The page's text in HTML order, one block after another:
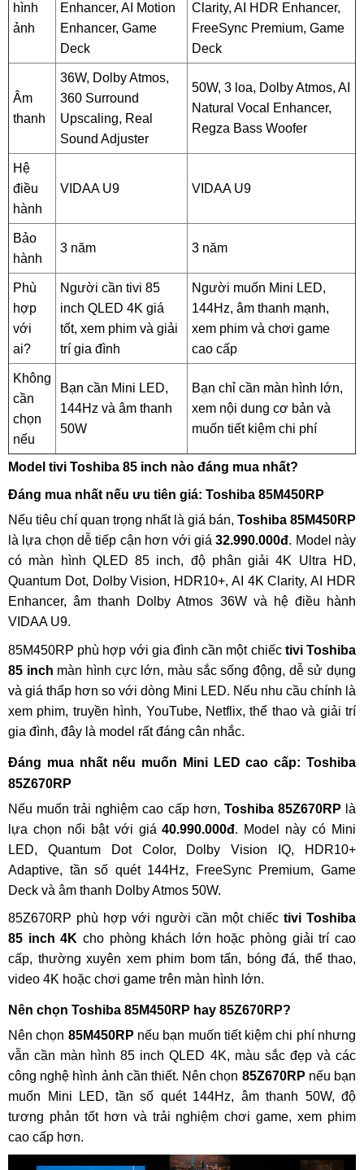
hình
ảnh
Enhancer, AI Motion
Enhancer, Game
Deck
Clarity, AI HDR Enhancer,
FreeSync Premium, Game
Deck
Âm
thanh
36W, Dolby Atmos,
360 Surround
Upscaling, Real
Sound Adjuster
50W, 3 loa, Dolby Atmos, AI
Natural Vocal Enhancer,
Regza Bass Woofer
Hệ
điều
hành
VIDAA U9 VIDAA U9
Bảo
hành
3 năm 3 năm
Phù
hợp
với
ai?
Người cần tivi 85
inch QLED 4K giá
tốt, xem phim và giải
trí gia đình
Người muốn Mini LED,
144Hz, âm thanh mạnh,
xem phim và chơi game
cao cấp
Không
cần
chọn
nếu
Bạn cần Mini LED,
144Hz và âm thanh
50W
Bạn chỉ cần màn hình lớn,
xem nội dung cơ bản và
muốn tiết kiệm chi phí
Model tivi Toshiba 85 inch nào đáng mua nhất?
Đáng mua nhất nếu ưu tiên giá: Toshiba 85M450RP
Nếu tiêu chí quan trọng nhất là giá bán, Toshiba 85M450RP
là lựa chọn dễ tiếp cận hơn với giá32.990.000đ. Model này
có màn hình QLED 85 inch, độ phân giải 4K Ultra HD,
Quantum Dot, Dolby Vision, HDR10+, AI 4K Clarity, AI HDR
Enhancer, âm thanh Dolby Atmos 36W và hệ điều hành
VIDAA U9.
85M450RP phù hợp với gia đình cần một chiếc tivi Toshiba
85 inch màn hình cực lớn, màu sắc sống động, dễ sử dụng
và giá thấp hơn so với dòng Mini LED. Nếu nhu cầu chính là
xem phim, truyền hình, YouTube, Netflix, thể thao và giải trí
gia đình, đây là model rất đáng cân nhắc.
Đáng mua nhất nếu muốn Mini LED cao cấp: Toshiba
85Z670RP
Nếu muốn trải nghiệm cao cấp hơn, Toshiba 85Z670RP là
lựa chọn nổi bật với giá40.990.000đ. Model này có Mini
LED, Quantum Dot Color, Dolby Vision IQ, HDR10+
Adaptive, tần số quét 144Hz, FreeSync Premium, Game
Deck và âm thanh Dolby Atmos 50W.
85Z670RP phù hợp với người cần một chiếc tivi Toshiba
85 inch 4K cho phòng khách lớn hoặc phòng giải trí cao
cấp, thường xuyên xem phim bom tấn, bóng đá, thể thao,
video 4K hoặc chơi game trên màn hình lớn.
Nên chọn Toshiba 85M450RP hay 85Z670RP?
Nên chọn 85M450RP nếu bạn muốn tiết kiệm chi phí nhưng
vẫn cần màn hình 85 inch QLED 4K, màu sắc đẹp và các
công nghệ hình ảnh cần thiết. Nên chọn 85Z670RP nếu bạn
muốn Mini LED, tần số quét 144Hz, âm thanh 50W, độ
tương phản tốt hơn và trải nghiệm chơi game, xem phim
cao cấp hơn.